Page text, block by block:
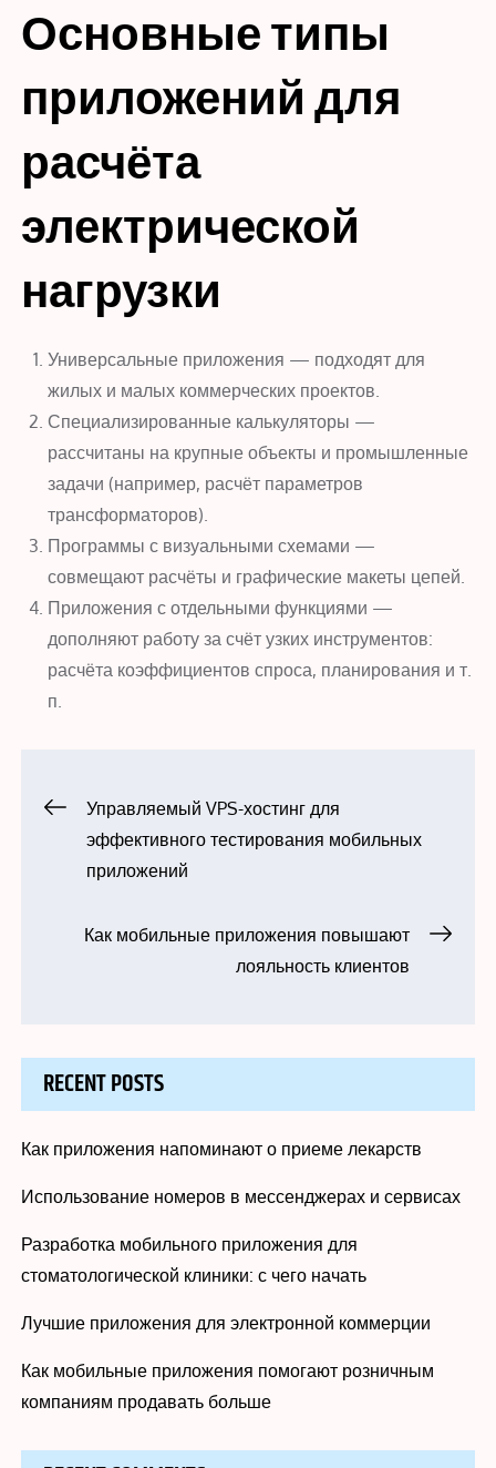
Основные типы
приложений для
расчёта
электрической
нагрузки
Универсальные приложения — подходят для
жилых и малых коммерческих проектов.
Специализированные калькуляторы —
рассчитаны на крупные объекты и промышленные
задачи (например, расчёт параметров
трансформаторов).
Программы с визуальными схемами —
совмещают расчёты и графические макеты цепей.
Приложения с отдельными функциями —
дополняют работу за счёт узких инструментов:
расчёта коэффициентов спроса, планирования и т.
п.
Навигация
по
записям
Управляемый VPS-хостинг для
эффективного тестирования мобильных
приложений
Как мобильные приложения повышают
лояльность клиентов
RECENT POSTS
Как приложения напоминают о приеме лекарств
Использование номеров в мессенджерах и сервисах
Разработка мобильного приложения для
стоматологической клиники: с чего начать
Лучшие приложения для электронной коммерции
Как мобильные приложения помогают розничным
компаниям продавать больше